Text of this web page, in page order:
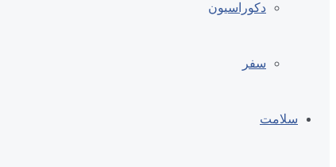
دکوراسیون
سفر
سلامت